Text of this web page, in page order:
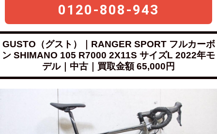
0120-808-943
GUSTO（グスト）｜RANGER SPORT フルカーボ
ン SHIMANO 105 R7000 2X11S サイズL 2022年モ
デル｜中古｜買取金額 65,000円